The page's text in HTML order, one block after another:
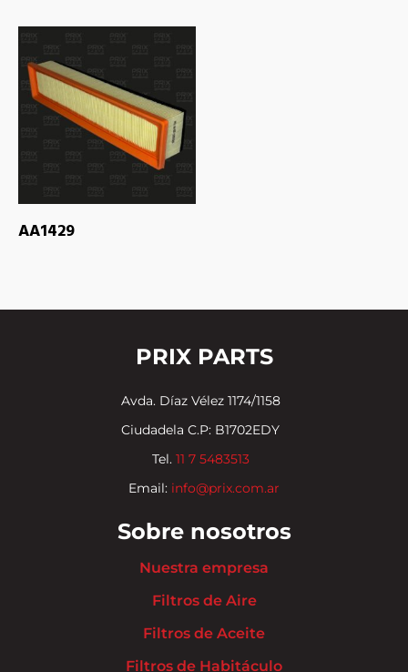
LEER MÁS
AA1429
PRIX PARTS
Avda. Díaz Vélez 1174/1158
Ciudadela C.P: B1702EDY
Tel. 11 7 5483513
Email: info@prix.com.ar
Sobre nosotros
Nuestra empresa
Filtros de Aire
Filtros de Aceite
Filtros de Habitáculo